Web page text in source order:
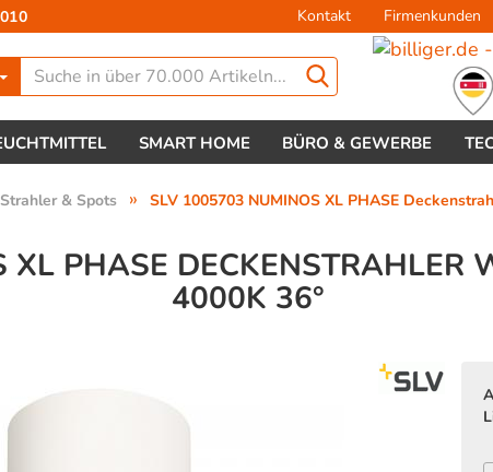
Kontakt Firmenkunden
Lieferland
SMART HOME BÜRO & GEWERBE
Strahler & Spots » SLV 1005703 NUMINOS XL PHASE
PHASE DECKENSTRAHLER
000K 36°